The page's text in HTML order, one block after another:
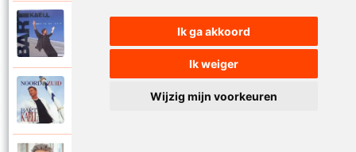
Ik ga akkoord
Ik weiger
Wijzig mijn voorkeuren
Samen in de zon